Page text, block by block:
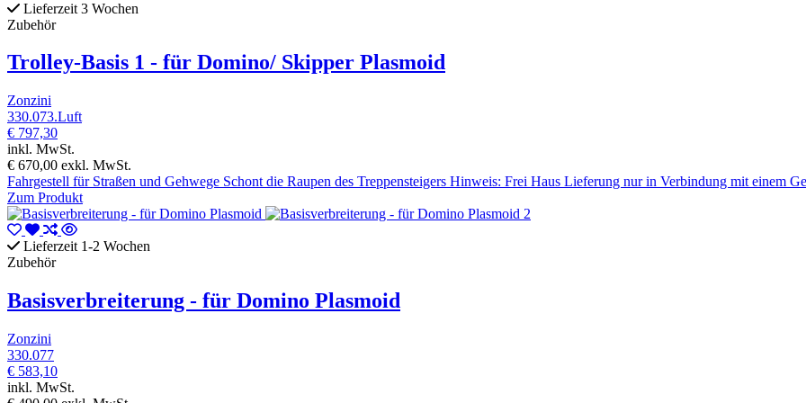
Lieferzeit 3 Wochen
Zubehör
Trolley-Basis 1 - für Domino/ Skipper Plasmoid
Zonzini
330.073.Luft
€ 797,30
inkl. MwSt.
€ 670,00 exkl. MwSt.
Fahrgestell für Straßen und Gehwege Schont die Raupen des Treppensteigers Hinweis: Frei Haus Lieferung nur in Verbindung mit einem
Zum Produkt
Lieferzeit 1-2 Wochen
Zubehör
Basisverbreiterung - für Domino Plasmoid
Zonzini
330.077
€ 583,10
inkl. MwSt.